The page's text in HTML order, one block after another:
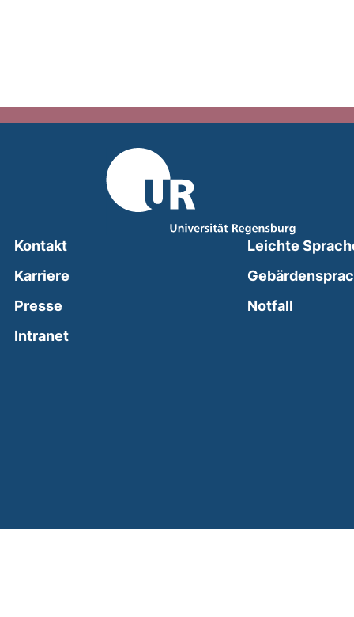
Kontakt
Karriere
Presse
Intranet(external link, opens in a new window)
Leichte
Notfall